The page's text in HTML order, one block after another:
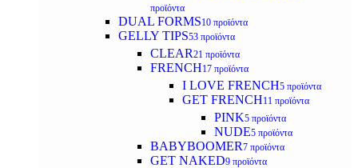
προϊόντα
DUAL FORMS10 προϊόντα
GELLY TIPS53 προϊόντα
CLEAR21 προϊόντα
FRENCH17 προϊόντα
I LOVE FRENCH5 προϊόντα
GET FRENCH11 προϊόντα
PINK5 προϊόντα
NUDE5 προϊόντα
BABYBOOMER7 προϊόντα
GET NAKED9 προϊόντα